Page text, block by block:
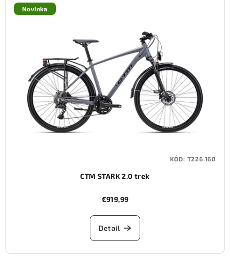
Novinka
CTM STARK 2.0 trek
€919,99
Detail
KÓD: T226.160